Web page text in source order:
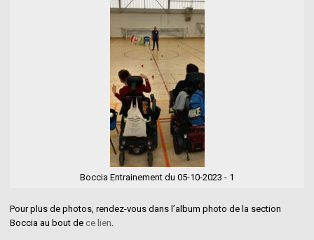
Boccia Entrainement du 05-10-2023 - 1
Pour plus de photos, rendez-vous dans l’album photo de la section
Boccia au bout de ce lien.